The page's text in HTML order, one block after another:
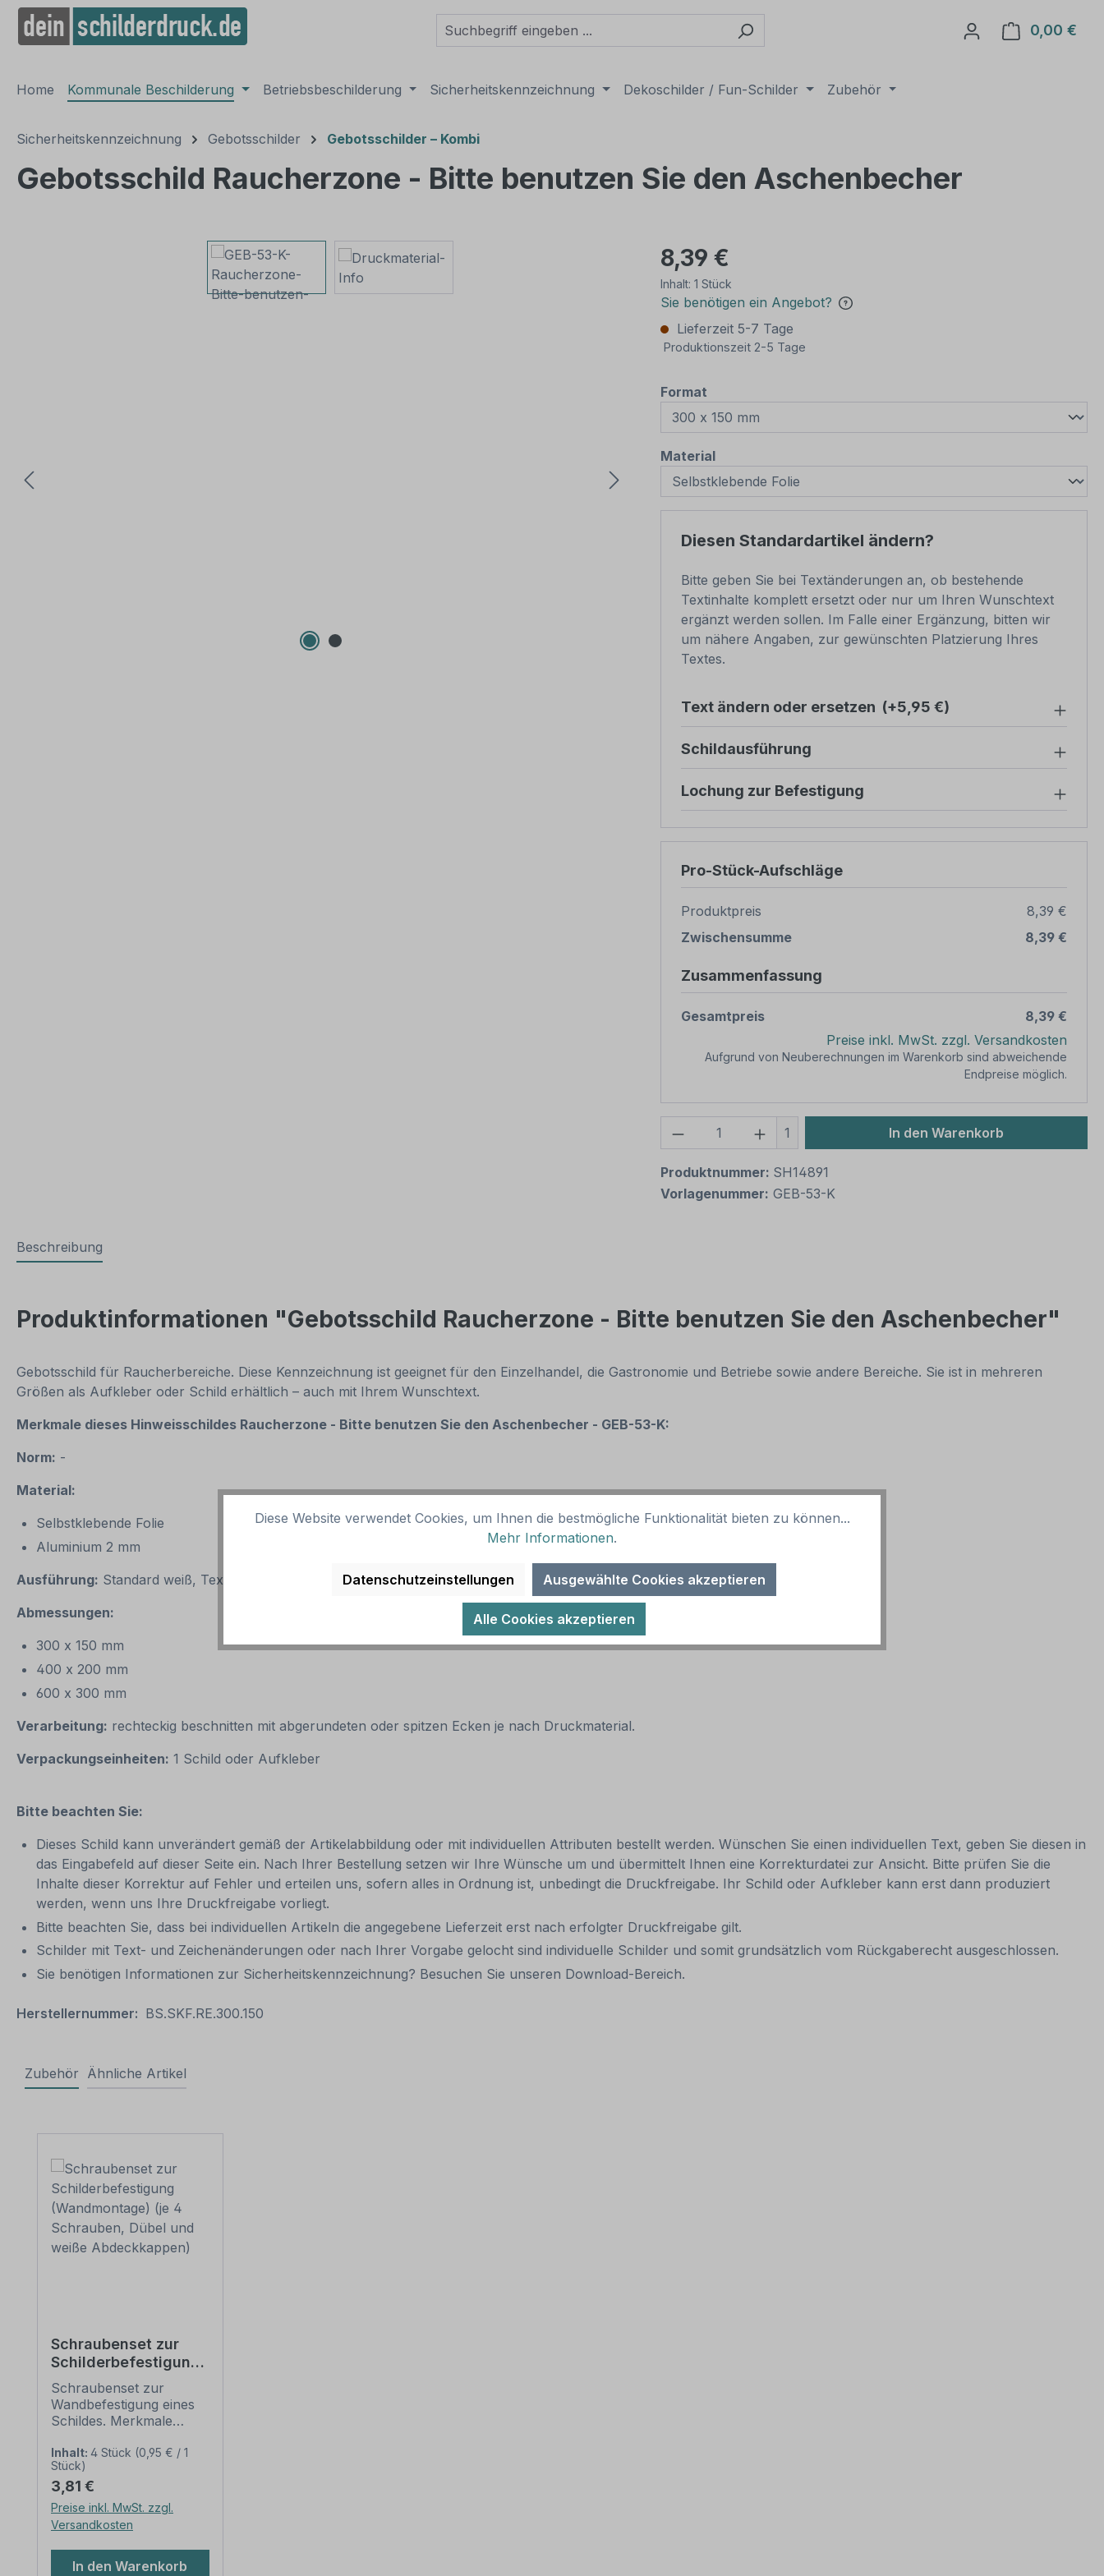
Zur Hauptnavigation springen
0,00 €
Home Kommunale Beschilderung Betriebsbeschilderung Sicherheitskennzeichnung Dekoschilder / Fun-Schilder Zubehör
Sicherheitskennzeichnung Gebotsschilder Gebotsschilder – Kombi
Gebotsschild Raucherzone - Bitte benutzen Sie den Aschenbecher
8,39 €
Inhalt: 1 Stück
Sie benötigen ein Angebot?
Lieferzeit 5-7 Tage
Produktionszeit 2-5 Tage
Format
Materialauswählen
Diesen Standardartikel ändern?
Bitte geben Sie bei Textänderungen an, ob bestehende
Textinhalte komplett ersetzt oder nur um Ihren Wunschtext
ergänzt werden sollen. Im Falle einer Ergänzung, bitten wir
um nähere Angaben, zur gewünschten Platzierung Ihres
Textes.
Text ändern oder ersetzen (+5,95 €)
Schildausführung
Lochung zur Befestigung
Pro-Stück-Aufschläge
Produktpreis
8,39 €
Zwischensumme
8,39 €
Zusammenfassung
Gesamtpreis
8,39 €
Preise inkl. MwSt. zzgl. Versandkosten
Aufgrund von Neuberechnungen im Warenkorb sind abweichende
Endpreise möglich.
Produkt Anzahl: Gib den gewünschten Wert
1 In den Warenkorb
Produktnummer: SH14891
Vorlagenummer: GEB-53-K
Beschreibung
Produktinformationen "Gebotsschild Raucherzone - Bitte benutzen Sie den Aschenbecher"
Gebotsschild für Raucherbereiche. Diese Kennzeichnung ist geeignet für den Einzelhandel, die Gastronomie und Betriebe sowie andere Bereiche. Sie ist in mehreren
Größen als Aufkleber oder Schild erhältlich – auch mit Ihrem Wunschtext.
Merkmale dieses Hinweisschildes Raucherzone - Bitte benutzen Sie den Aschenbecher - GEB-53-K:
Norm: -
Material:
Selbstklebende Folie
Aluminium 2 mm
Ausführung: Standard weiß, Text schwarz / blau. Alternative Ausführungen sind möglich.
Abmessungen:
300 x 150 mm
400 x 200 mm
600 x 300 mm
Verarbeitung: rechteckig beschnitten mit abgerundeten oder spitzen Ecken je nach Druckmaterial.
Verpackungseinheiten: 1 Schild oder Aufkleber
Bitte beachten Sie:
Dieses Schild kann unverändert gemäß der Artikelabbildung oder mit individuellen Attributen bestellt werden. Wünschen Sie einen individuellen Text, geben Sie diesen in
das Eingabefeld auf dieser Seite ein. Nach Ihrer Bestellung setzen wir Ihre Wünsche um und übermittelt Ihnen eine Korrekturdatei zur Ansicht. Bitte prüfen Sie die
Inhalte dieser Korrektur auf Fehler und erteilen uns, sofern alles in Ordnung ist, unbedingt die Druckfreigabe. Ihr Schild oder Aufkleber kann erst dann produziert
werden, wenn uns Ihre Druckfreigabe vorliegt.
Bitte beachten Sie, dass bei individuellen Artikeln die angegebene Lieferzeit erst nach erfolgter Druckfreigabe gilt.
Schilder mit Text- und Zeichenänderungen oder nach Ihrer Vorgabe gelocht sind individuelle Schilder und somit grundsätzlich vom Rückgaberecht ausgeschlossen.
Sie benötigen Informationen zur Sicherheitskennzeichnung? Besuchen Sie unseren Download-Bereich.
Herstellernummer: BS.SKF.RE.300.150
Zubehör Ähnliche Artikel
Schraubenset zur
Schilderbefestigung
(Wandmontage) (je 4
Schrauben, Dübel
und weiße
Schraubenset zur
Wandbefestigung eines
Schildes. Merkmale
zur Schilder-
Wandmontage:
Anwendung: für Schilder
aus PVC-Hartschaum,
ALU-Verbundmaterial
und Aluminium 2 mm,
bei den der Hintergrund
weiß ist
Inhalt: 4 Stück (0,95 € / 1
Stück)
Regulärer Preis:
3,81 €
Preise inkl. MwSt. zzgl.
Versandkosten
In den Warenkorb
Diese Website verwendet Cookies, um Ihnen die bestmögliche Funktionalität bieten zu können...
Mehr Informationen.
Datenschutzeinstellungen Ausgewählte Cookies akzeptieren
Alle Cookies akzeptieren